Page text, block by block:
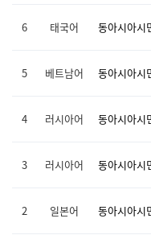
6 태국어
5 베트남어
4 러시아어
3 러시아어
2 일본어